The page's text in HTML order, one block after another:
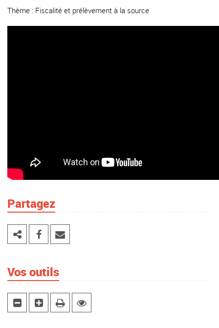
Thème : Fiscalité et prélèvement à la source
Partagez
Vos outils